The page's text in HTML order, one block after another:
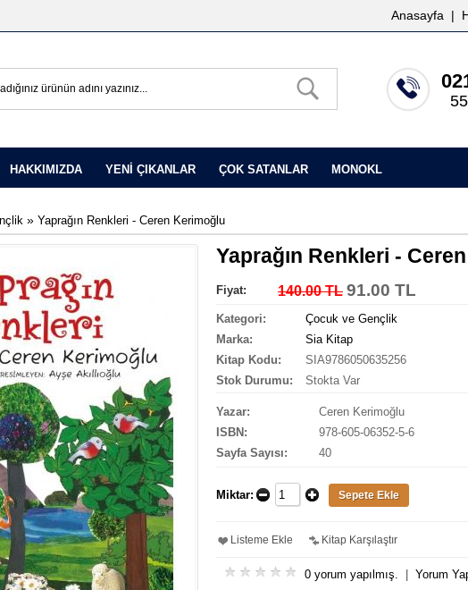
Anasayfa |
HAKKIMIZDA YENİ ÇIKANLAR ÇOK SATANLAR MONOKL
» Yaprağın Renkleri - Ceren Kerimoğlu
Yaprağın Renkleri -
Fiyat: 140.00 TL 91.00 TL
Kategori:
Çocuk ve Gençlik
Marka:
Sia Kitap
Kitap Kodu:
SIA9786050635256
Stok Durumu:
Stokta Var
Yazar:
Ceren Kerimoğlu
ISBN:
978-605-06352-5-6
Sayfa Sayısı:
40
Miktar:
Listeme Ekle Kitap Karşılaştır
0 yorum yapılmış. | Yorum